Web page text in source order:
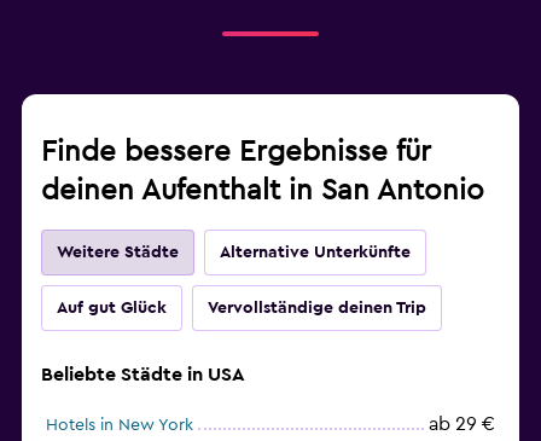
Finde bessere Ergebnisse für
deinen Aufenthalt in San Antonio
Weitere Städte Alternative Unterkünfte
Auf gut Glück Vervollständige deinen Trip
Beliebte Städte in USA
Hotels in New York ab 29 €